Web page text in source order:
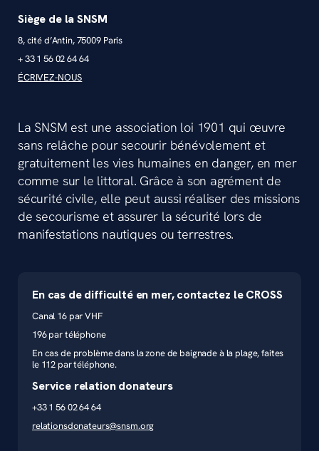
Siège de la SNSM
8, cité d’Antin, 75009 Paris
+ 33 1 56 02 64 64
ÉCRIVEZ-NOUS
La SNSM est une association loi 1901 qui œuvre
sans relâche pour secourir bénévolement et
gratuitement les vies humaines en danger, en mer
comme sur le littoral. Grâce à son agrément de
sécurité civile, elle peut aussi réaliser des missions
de secourisme et assurer la sécurité lors de
manifestations nautiques ou terrestres.
En cas de difficulté en mer, contactez le CROSS
Canal 16 par VHF
196 par téléphone
En cas de problème dans la zone de baignade à la plage, faites
le 112 par téléphone.
Service relation donateurs
+33 1 56 02 64 64
relationsdonateurs@snsm.org